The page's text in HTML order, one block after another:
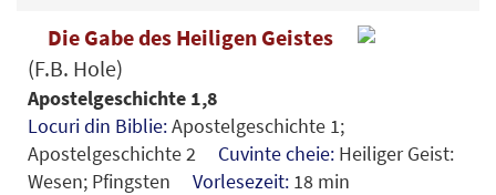
Die Gabe des Heiligen Geistes
(F.B. Hole)
Apostelgeschichte 1,8
Locuri din Biblie:Apostelgeschichte 1;
Apostelgeschichte 2 Cuvinte cheie: Heiliger Geist:
Wesen; Pfingsten Vorlesezeit: 18 min